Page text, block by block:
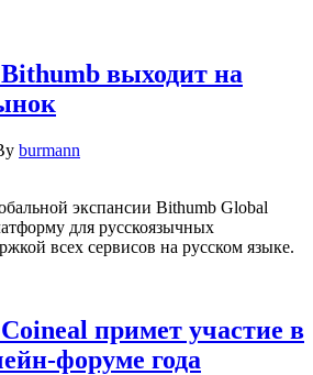
выходит на
burmann
экспансии Bithumb Global
для русскоязычных
всех сервисов на русском языке.
примет участие в
форуме года